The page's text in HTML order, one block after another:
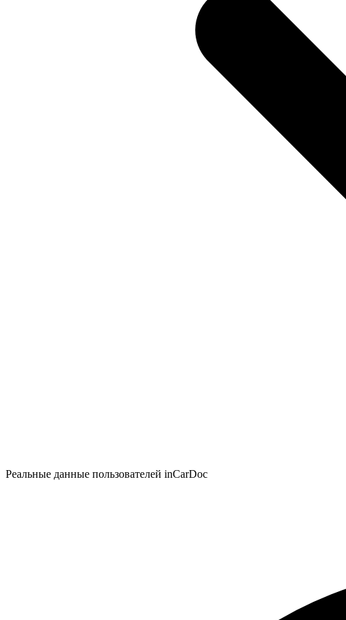
Реальные данные пользователей inCarDoc